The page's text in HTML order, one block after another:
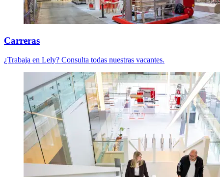
Carreras
¿Trabaja en Lely? Consulta todas nuestras vacantes.